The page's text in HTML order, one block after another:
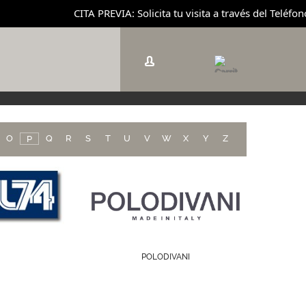
CITA PREVIA: Solicita tu visita a través del
O P Q R S T U V W X Y Z
POLODIVANI